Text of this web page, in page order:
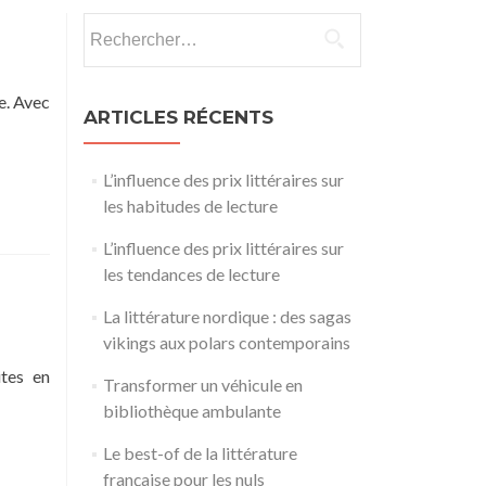
Avec
en
ARTICLES RÉCENTS
L’influence des prix littéraires sur
les habitudes de lecture
L’influence des prix littéraires sur
les tendances de lecture
La littérature nordique : des sagas
vikings aux polars contemporains
Transformer un véhicule en
bibliothèque ambulante
Le best-of de la littérature
française pour les nuls